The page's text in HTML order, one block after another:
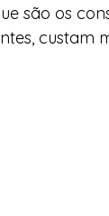
são os
custam